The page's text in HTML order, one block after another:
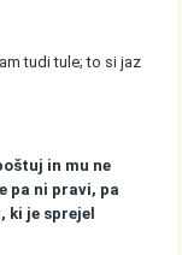
tudi tule; to si jaz
in mu ne
pa ni pravi, pa
ki je sprejel